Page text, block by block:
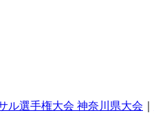
ル選手権大会 神奈川県大会